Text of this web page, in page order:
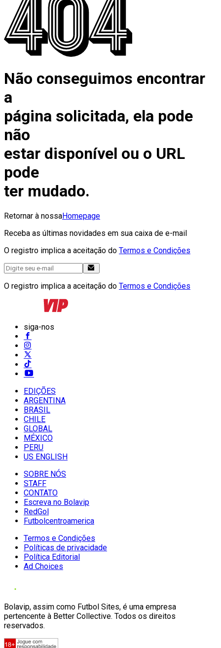
Não conseguimos encontrar
a
página solicitada, ela pode
não
estar disponível ou o URL
pode
ter mudado.
Retornar à nossaHomepage
Receba as últimas novidades em sua caixa de e-mail
O registro implica a aceitação do Termos e Condições
O registro implica a aceitação do Termos e Condições
siga-nos
EDIÇÕES
ARGENTINA
BRASIL
CHILE
GLOBAL
MÉXICO
PERU
US ENGLISH
SOBRE NÓS
STAFF
CONTATO
Escreva no Bolavip
RedGol
Futbolcentroamerica
Termos e Condições
Políticas de privacidade
Política Editorial
Ad Choices
Bolavip, assim como Futbol Sites, é uma empresa
pertencente à Better Collective. Todos os direitos
reservados.